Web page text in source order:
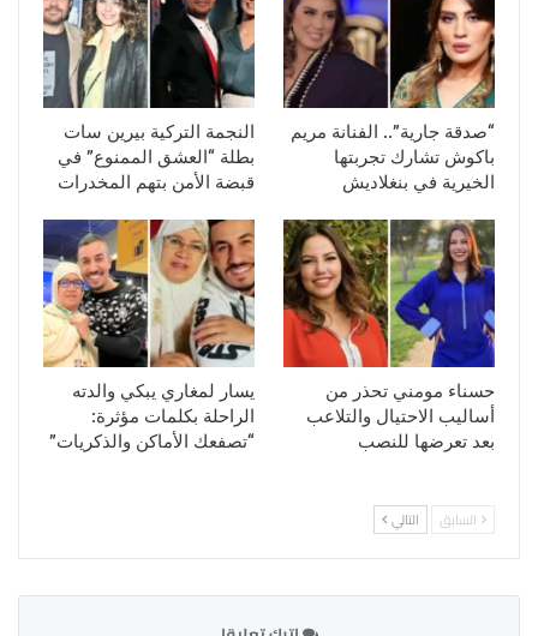
“صدقة جارية”.. الفنانة مريم
باكوش تشارك تجربتها
الخيرية في بنغلاديش
النجمة التركية بيرين سات
بطلة “العشق الممنوع” في
قبضة الأمن بتهم المخدرات
حسناء مومني تحذر من
أساليب الاحتيال والتلاعب
بعد تعرضها للنصب
يسار لمغاري يبكي والدته
الراحلة بكلمات مؤثرة:
“تصفعك الأماكن والذكريات”
السابق التالي